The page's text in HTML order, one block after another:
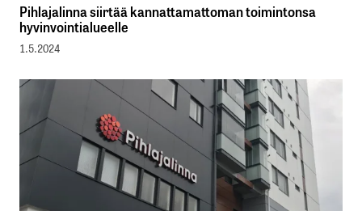
Pihlajalinna siirtää kannattamattoman toimintonsa
hyvinvointialueelle
1.5.2024